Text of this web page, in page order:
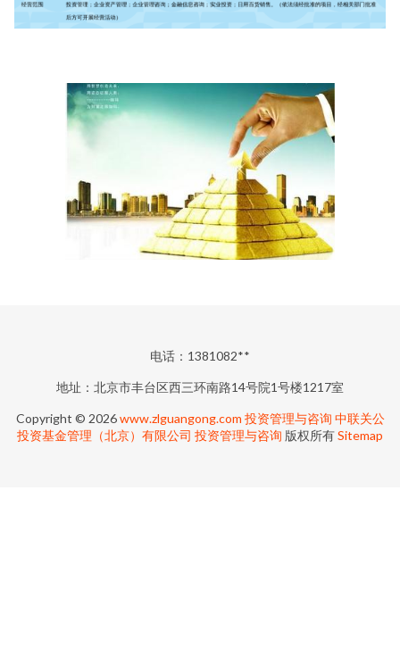
电话：1381082**
地址：北京市丰台区西三环南路14号院1号楼1217室
Copyright © 2026www.zlguangong.com 投资管理与咨询 中联关公
投资基金管理（北京）有限公司 投资管理与咨询 版权所有Sitemap